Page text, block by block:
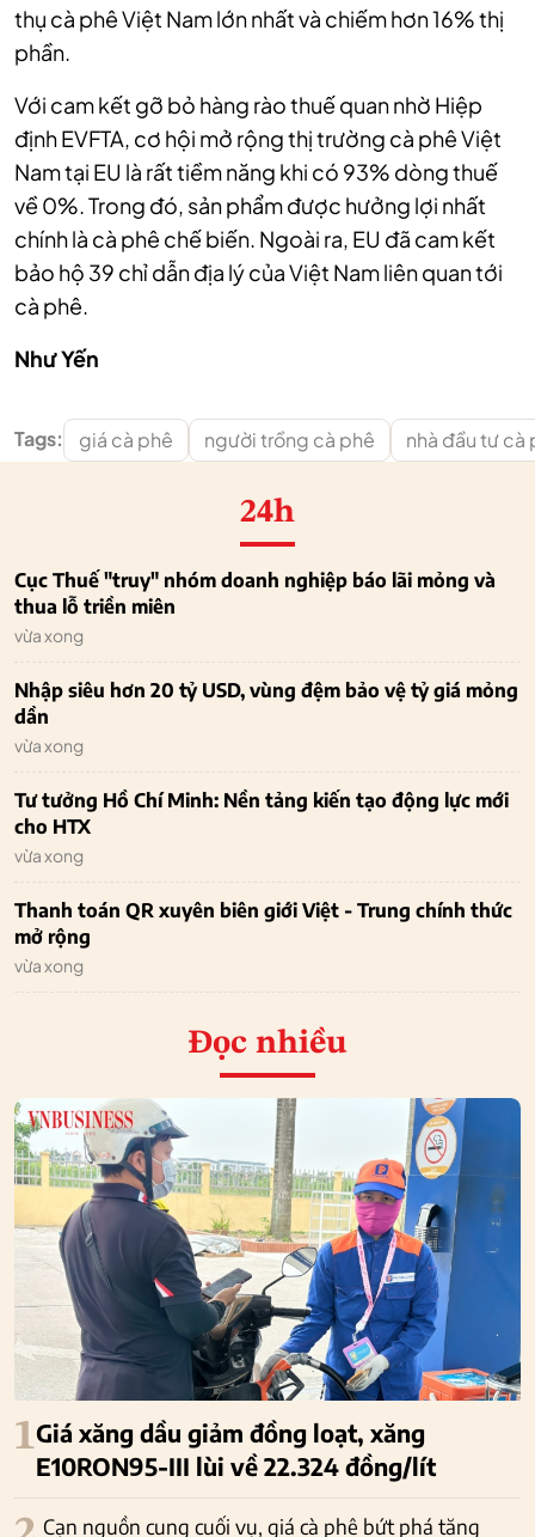
thụ cà phê Việt Nam lớn nhất và chiếm hơn 16% thị
phần.
Với cam kết gỡ bỏ hàng rào thuế quan nhờ Hiệp
định EVFTA, cơ hội mở rộng thị trường cà phê Việt
Nam tại EU là rất tiềm năng khi có 93% dòng thuế
về 0%. Trong đó, sản phẩm được hưởng lợi nhất
chính là cà phê chế biến. Ngoài ra, EU đã cam kết
bảo hộ 39 chỉ dẫn địa lý của Việt Nam liên quan tới
cà phê.
Như Yến
Tags: giá cà phê người trồng cà phê nhà đầu tư cà
24h
Cục Thuế "truy" nhóm doanh nghiệp báo lãi mỏng và
thua lỗ triền miên
vừa xong
Nhập siêu hơn 20 tỷ USD, vùng đệm bảo vệ tỷ giá mỏng
dần
vừa xong
Tư tưởng Hồ Chí Minh: Nền tảng kiến tạo động lực mới
cho HTX
vừa xong
Thanh toán QR xuyên biên giới Việt - Trung chính thức
mở rộng
vừa xong
Đọc nhiều
1Giá xăng dầu giảm đồng loạt, xăng
E10RON95-III lùi về 22.324 đồng/lít
Cạn nguồn cung cuối vụ, giá cà phê bứt phá tăng